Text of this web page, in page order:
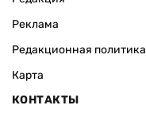
Реклама
Редакционная политика
Карта
КОНТАКТЫ